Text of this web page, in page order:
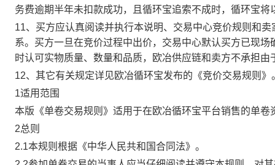
务费逾期半年未扣款成功，且循环宝追索不成时，循环宝将
11、买方应认真阅读并执行本说明、交易中心竞价规则和
系。买方一旦在竞价过程中出价，交易中心默认买方已现
时认可实物质量、数量和品质，欧冶供应链和卖方不承担由
12、其它有关规定详见欧冶循环宝发布的《竞价交易规则》
1适用范围
本版《单卷交易规则》适用于在欧冶循环宝平台销售的单卷
2总则
2.1本规则根据《中华人民共和国合同法》。